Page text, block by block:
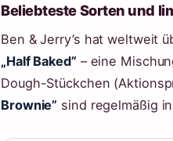
Beliebteste Sorten und
Ben & Jerry’s hat weltweit
„Half Baked” – eine
Dough-Stückchen
Brownie” sind regelmäßig